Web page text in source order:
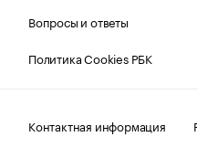
Вопросы и ответы
Политика Cookies РБК
Контактная информация